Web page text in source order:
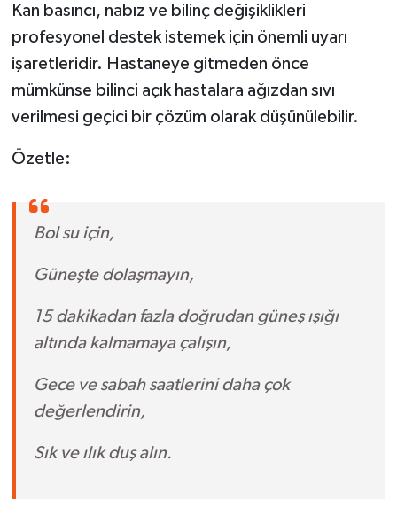
Kan basıncı, nabız ve bilinç değişiklikleri
profesyonel destek istemek için önemli uyarı
işaretleridir. Hastaneye gitmeden önce
mümkünse bilinci açık hastalara ağızdan sıvı
verilmesi geçici bir çözüm olarak düşünülebilir.
Özetle:
Bol su için,
Güneşte dolaşmayın,
15 dakikadan fazla doğrudan güneş ışığı
altında kalmamaya çalışın,
Gece ve sabah saatlerini daha çok
değerlendirin,
Sık ve ılık duş alın.